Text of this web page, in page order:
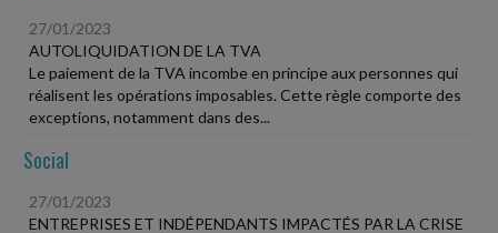
27/01/2023
AUTOLIQUIDATION DE LA TVA
Le paiement de la TVA incombe en principe aux personnes qui
réalisent les opérations imposables. Cette règle comporte des
exceptions, notamment dans des...
Social
27/01/2023
ENTREPRISES ET INDÉPENDANTS IMPACTÉS PAR LA CRISE